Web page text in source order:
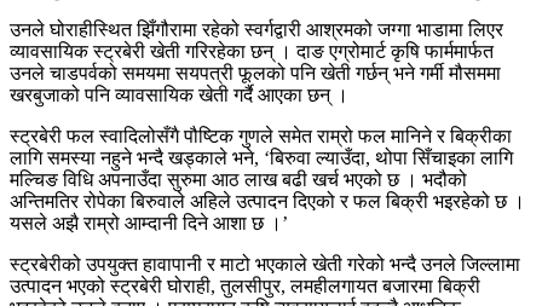
उनले घोराहीस्थित झिँगौरामा रहेको स्वर्गद्वारी आश्रमको जग्गा भाडामा लिएर
व्यावसायिक स्ट्रबेरी खेती गरिरहेका छन् । दाङ एग्रोमार्ट कृषि फार्ममार्फत
उनले चाडपर्वको समयमा सयपत्री फूलको पनि खेती गर्छन् भने गर्मी मौसममा
खरबुजाको पनि व्यावसायिक खेती गर्दै आएका छन् ।
स्ट्रबेरी फल स्वादिलोसँगै पौष्टिक गुणले समेत राम्रो फल मानिने र बिक्रीका
लागि समस्या नहुने भन्दै खड्काले भने, ‘बिरुवा ल्याउँदा, थोपा सिँचाइका लागि
मल्चिङ विधि अपनाउँदा सुरुमा आठ लाख बढी खर्च भएको छ । भदौको
अन्तिमतिर रोपेका बिरुवाले अहिले उत्पादन दिएको र फल बिक्री भइरहेको छ ।
यसले अझै राम्रो आम्दानी दिने आशा छ ।’
स्ट्रबेरीको उपयुक्त हावापानी र माटो भएकाले खेती गरेको भन्दै उनले जिल्लामा
उत्पादन भएको स्ट्रबेरी घोराही, तुलसीपुर, लमहीलगायत बजारमा बिक्री